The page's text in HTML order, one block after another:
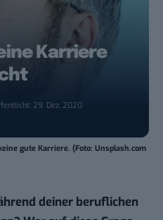
Karriere
29. Dez. 2020
gute Karriere. (Foto: Unsplash.com
deiner beruflichen